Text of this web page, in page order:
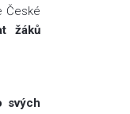
České
žáků
svých